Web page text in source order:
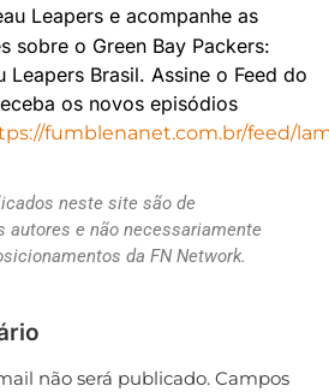
Leapers e acompanhe as
sobre o Green Bay Packers:
Leapers Brasil. Assine o Feed do
os novos episódios
fumblenanet.com.br/feed/
neste site são de
autores e não necessariamente
da FN Network.
não será publicado. Campos